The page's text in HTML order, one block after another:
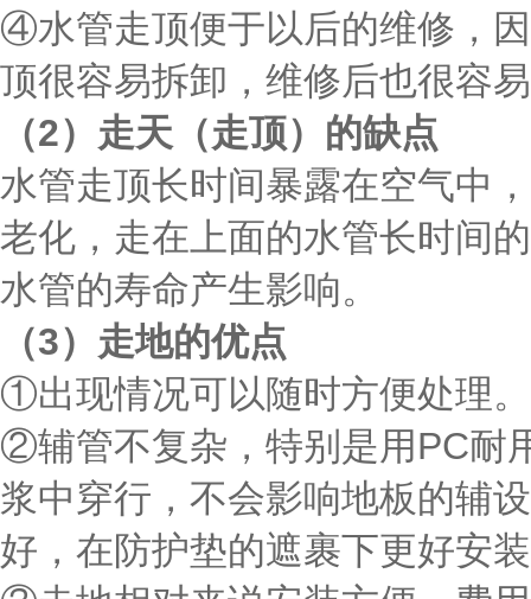
④水管走顶便于以后的维修，
顶很容易拆卸，维修后也很容
（2）走天（走顶）的缺点
水管走顶长时间暴露在空气中
老化，走在上面的水管长时间
水管的寿命产生影响。
（3）走地的优点
①出现情况可以随时方便处理。
②辅管不复杂，特别是用PC耐
浆中穿行，不会影响地板的辅
好，在防护垫的遮裹下更好安